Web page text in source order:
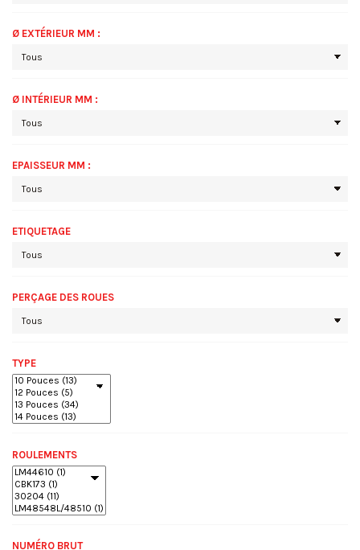
Ø EXTÉRIEUR MM :
Ø INTÉRIEUR MM :
EPAISSEUR MM :
ETIQUETAGE
PERÇAGE DES ROUES
TYPE
ROULEMENTS
NUMÉRO BRUT